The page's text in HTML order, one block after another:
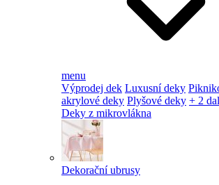
menu
Výprodej dek Luxusní deky
akrylové deky Plyšové deky + 2
Deky z mikrovlákna
Dekorační ubrusy